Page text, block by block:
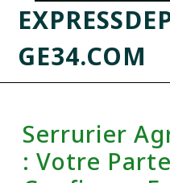
GE34.COM
Serrurier
: Votre